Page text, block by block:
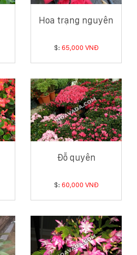
Hoa trạng nguyên
$: 65,000 VNĐ
Đỗ quyên
$: 60,000 VNĐ